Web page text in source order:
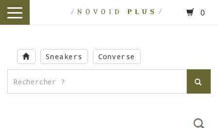
main
content
toggle
0
Sneakers Converse